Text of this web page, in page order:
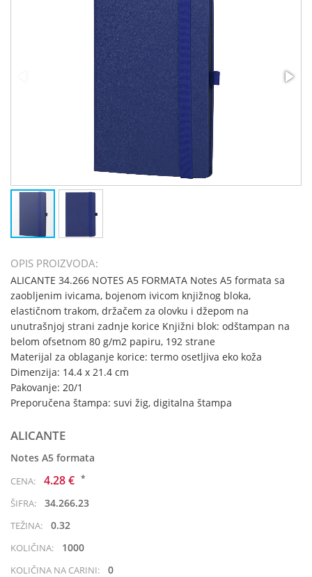
OPIS PROIZVODA:
ALICANTE 34.266 NOTES A5 FORMATA Notes A5 formata sa
zaobljenim ivicama, bojenom ivicom knjižnog bloka,
elastičnom trakom, držačem za olovku i džepom na
unutrašnjoj strani zadnje korice Knjižni blok: odštampan na
belom ofsetnom 80 g/m2 papiru, 192 strane
Materijal za oblaganje korice: termo osetljiva eko koža
Dimenzija: 14.4 x 21.4 cm
Pakovanje: 20/1
Preporučena štampa: suvi žig, digitalna štampa
ALICANTE
Notes A5 formata
CENA: 4.28 € *
ŠIFRA: 34.266.23
TEŽINA: 0.32
KOLIČINA: 1000
KOLIČINA NA CARINI: 0